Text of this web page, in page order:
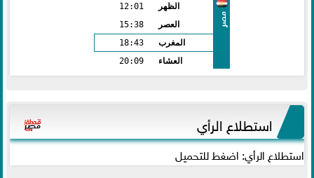
مصر
الظهر
12:01
العصر
15:38
المغرب
18:43
العشاء
20:09
استطلاع الرأي
استطلاع الرأي: اضغط للتحميل